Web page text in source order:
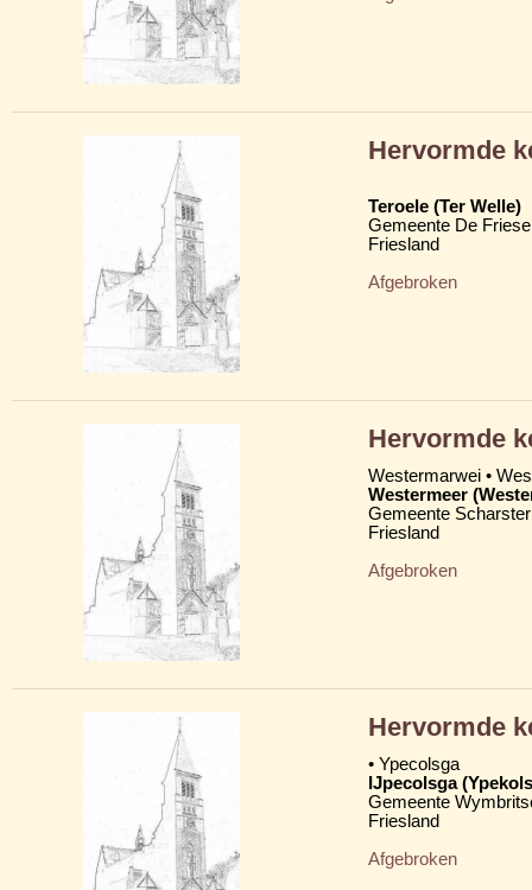
Hervormde
Teroele (Ter Welle)
Gemeente De
Friesland
Afgebroken
Hervormde
Westermarwei •
Westermeer
Gemeente
Friesland
Afgebroken
Hervormde
• Ypecolsga
IJpecolsga
Gemeente
Friesland
Afgebroken